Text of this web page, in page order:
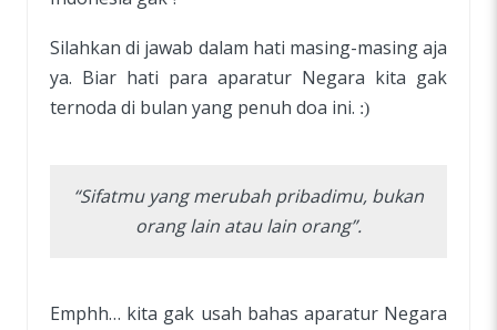
Silahkan di jawab dalam hati masing-masing aja
ya. Biar hati para aparatur Negara kita gak
ternoda di bulan yang penuh doa ini. :)
“Sifatmu yang merubah pribadimu, bukan
orang lain atau lain orang”.
Emphh… kita gak usah bahas aparatur Negara